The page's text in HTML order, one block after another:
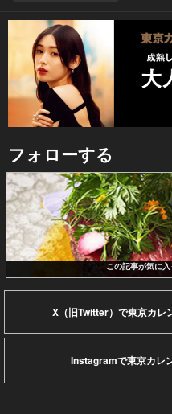
フォローする
この記事が気に
X（旧Twitter）で東京カレ
Instagramで東京カレ